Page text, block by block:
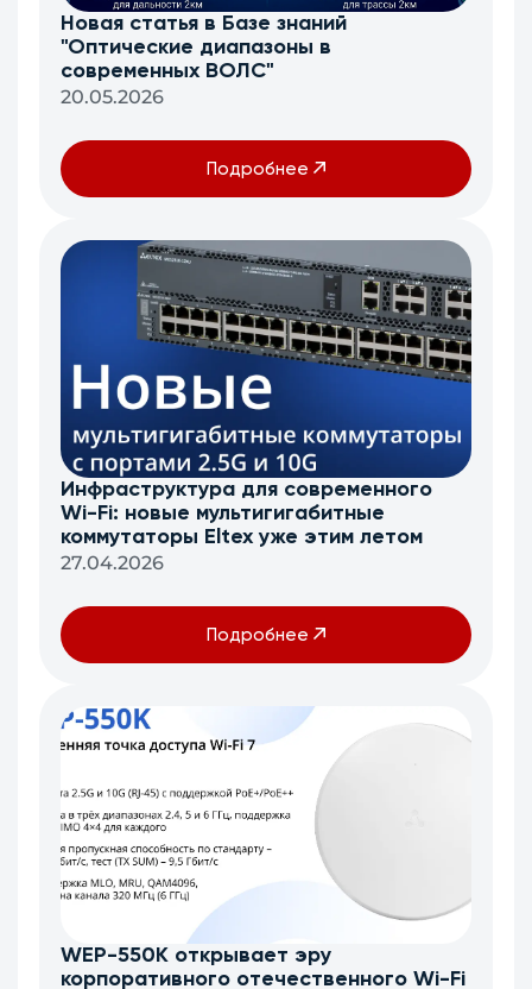
Новая статья в Базе знаний
"Оптические диапазоны в
современных ВОЛС"
20.05.2026
Подробнее
Инфраструктура для современного
Wi-Fi: новые мультигигабитные
коммутаторы Eltex уже этим летом
27.04.2026
Подробнее
WEP-550K открывает эру
корпоративного отечественного Wi-Fi